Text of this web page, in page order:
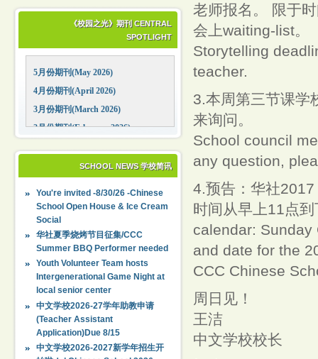
《校园之光》期刊 CENTRAL
SPOTLIGHT
5月份期刊(May 2026)
4月份期刊(April 2026)
3月份期刊(March 2026)
2月份期刊(February 2026)
12月份期刊(December 2025)
10月份期刊(October 2025)
09月份期刊(September 2025)
SCHOOL NEWS 学校简讯
You're invited -8/30/26 -Chinese
School Open House & Ice Cream
Social
华社夏季烧烤节目征集/CCC
Summer BBQ Performer needed
Youth Volunteer Team hosts
Intergenerational Game Night at
local senior center
中文学校2026-27学年助教申请
(Teacher Assistant
Application)Due 8/15
中文学校2026-2027新学年招生开
老师报名。 限于
会上waiting-list。
Storytelling
teacher.
3.本周第三节课学
来询问。
School council
any question,
4.预告：华社
时间从早上11点
calendar: Sunday
and date for the
CCC Chinese
周日见！
王洁
中文学校校长